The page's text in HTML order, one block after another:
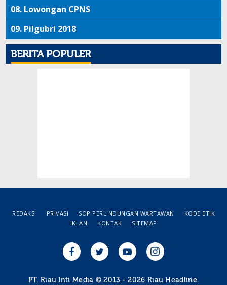
08. Lowongan CPNS
09. Pilgubri 2018
BERITA POPULER
REDAKSI PRIVASI SOP PERLINDUNGAN WARTAWAN
KODE ETIK
IKLAN
KONTAK SITEMAP
PT. Riau Inti Media © 2013 - 2026 Riau Headline.